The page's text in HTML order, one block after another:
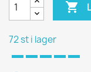

72 st i lager